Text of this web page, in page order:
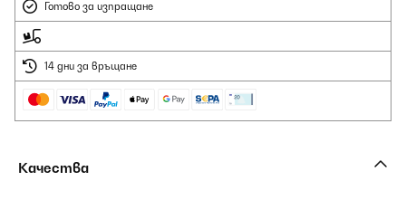
Готово за изпращане
14 дни за връщане
Качества